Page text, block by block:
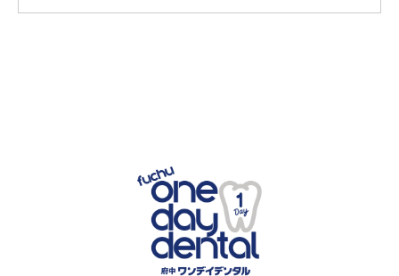
ｾﾚｯｸワンデイトリートメント
研修 イン 姫路